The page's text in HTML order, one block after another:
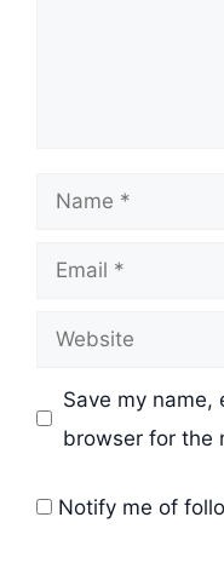
Name
Email
Website
Save my name,
browser for the
Notify me of